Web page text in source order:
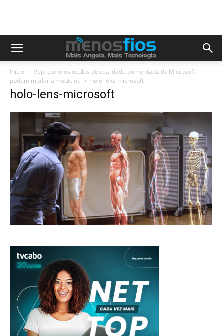
Início
Veja como os óculos de realidade aumentada da Microsoft
podem mudar a medicina
holo-lens-microsoft
holo-lens-microsoft